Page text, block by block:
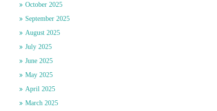
October 2025
September 2025
August 2025
July 2025
June 2025
May 2025
April 2025
March 2025